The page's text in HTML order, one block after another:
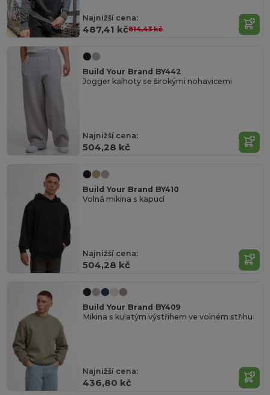
Najnižší cena:
487,41 kč814,43 kč
Build Your Brand BY442
Jogger kalhoty se širokými nohavicemi
Najnižší cena:
504,28 kč
Build Your Brand BY410
Volná mikina s kapucí
Najnižší cena:
504,28 kč
Build Your Brand BY409
Mikina s kulatým výstřihem ve volném střihu
Najnižší cena:
436,80 kč